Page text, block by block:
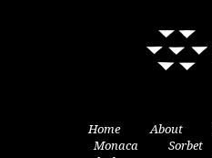
Home About
Monaca
Sorbet